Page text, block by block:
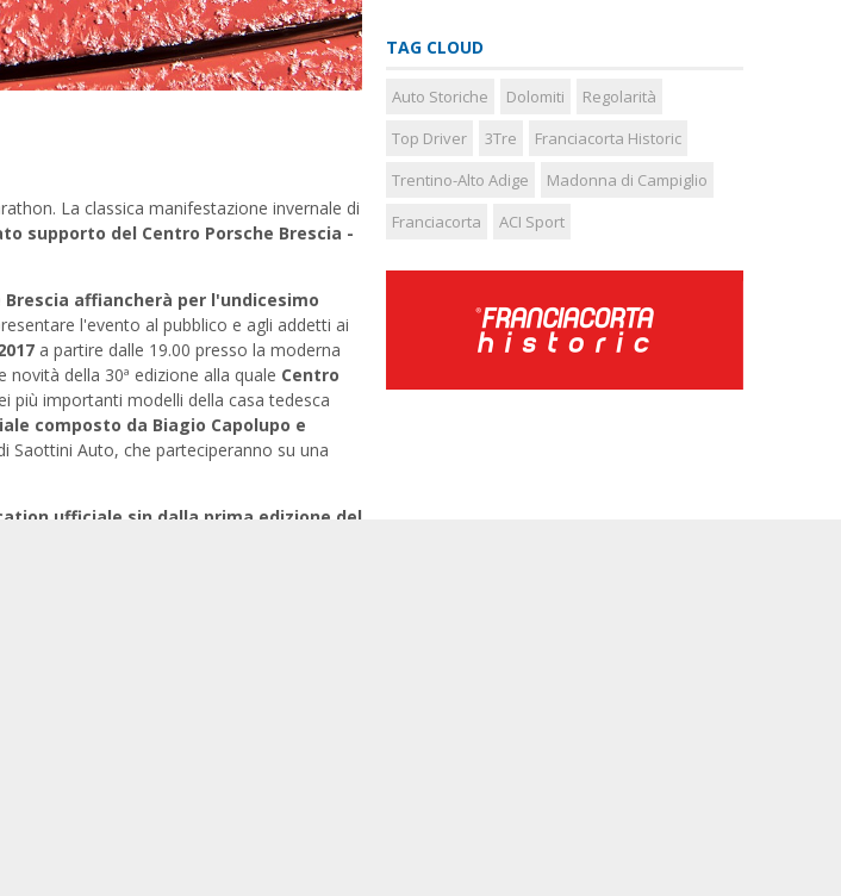
La classica manifestazione invernale di
supporto del Centro Porsche Brescia -
Brescia affiancherà per l'undicesimo
l'evento al pubblico e agli addetti ai
a partire dalle 19.00 presso la moderna
della 30ª edizione alla quale Centro
più importanti modelli della casa tedesca
composto da Biagio Capolupo e
Saottini Auto, che parteciperanno su una
ufficiale sin dalla prima edizione del
TAG CLOUD
Auto Storiche Dolomiti
Regolarità
Top Driver
3Tre
Franciacorta Historic
Trentino-Alto Adige
Madonna di Campiglio
Franciacorta
ACI Sport